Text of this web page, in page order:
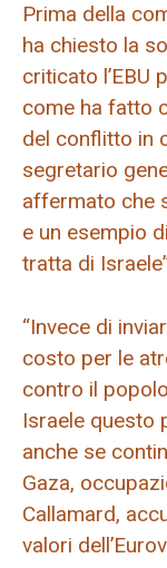
Prima della
ha chiesto la
criticato l’EBU
come ha fatto
del conflitto in
segretario
affermato che
e un esempio
tratta di
“Invece di
costo per le
contro il
Israele questo
anche se
Gaza,
Callamard,
valori